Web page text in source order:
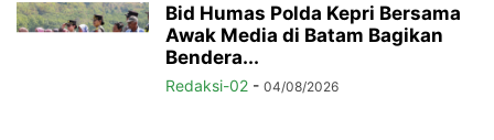
Bid Humas Polda Kepri Bersama
Awak Media di Batam Bagikan
Bendera...
Redaksi-02 - 04/08/2026